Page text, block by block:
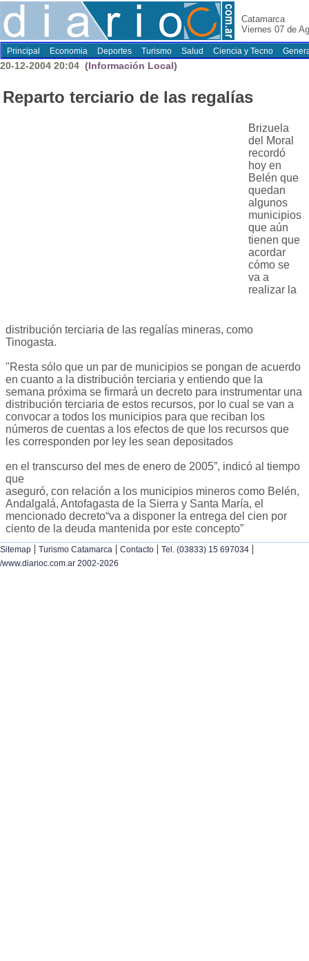
Catamarca
Viernes 07 de
Principal Economia Deportes Turismo Salud Ciencia y Tecno
20-12-2004 20:04 (Información Local)
Reparto terciario de las regalías
Brizuela
del Moral
recordó
hoy en
Belén que
quedan
algunos
municipios
que aún
tienen que
acordar
cómo se
va a
realizar la
distribución terciaria de las regalías mineras, como
Tinogasta.
"Resta sólo que un par de municipios se pongan de acuerdo
en cuanto a la distribución terciaria y entiendo que la
semana próxima se firmará un decreto para instrumentar una
distribución terciaria de estos recursos, por lo cual se van a
convocar a todos los municipios para que reciban los
números de cuentas a los efectos de que los recursos que
les corresponden por ley les sean depositados
en el transcurso del mes de enero de 2005”, indicó al tiempo
que
aseguró, con relación a los municipios mineros como Belén,
Andalgalá, Antofagasta de la Sierra y Santa María, el
mencionado decreto“va a disponer la entrega del cien por
ciento de la deuda mantenida por este concepto”
Sitemap | Turismo Catamarca | Contacto | Tel. (03833) 15 697034 |
/www.diarioc.com.ar 2002-2026